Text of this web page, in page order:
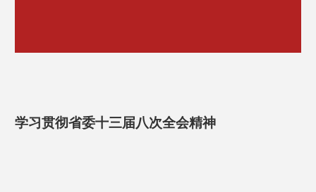
学习贯彻省委十三届八次全会精神